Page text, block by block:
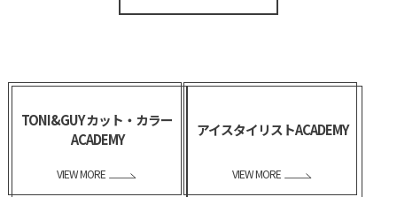
TONI&GUY カット・カラー
ACADEMY
VIEW MORE
アイスタイリストACADEMY
VIEW MORE